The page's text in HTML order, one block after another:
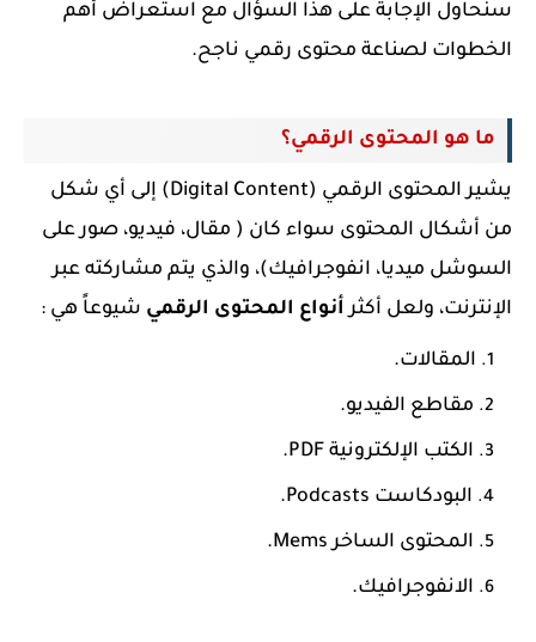
سنحاول الإجابة على هذا السؤال مع استعراض أهم
الخطوات لصناعة محتوى رقمي ناجح.
ما هو المحتوى الرقمي؟
يشير المحتوى الرقمي (Digital Content) إلى أي شكل
من أشكال المحتوى سواء كان ( مقال، فيديو، صور على
السوشل ميديا، انفوجرافيك)، والذي يتم مشاركته عبر
الإنترنت، ولعل أكثر أنواع المحتوى الرقمي شيوعاً هي :
المقالات.
مقاطع الفيديو.
الكتب الإلكترونية PDF.
البودكاست Podcasts.
المحتوى الساخر Mems.
الانفوجرافيك.